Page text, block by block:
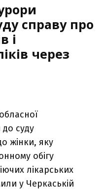
справу про
і
через
суду
жінки, яку
обігу
лікарських
у Черкаській